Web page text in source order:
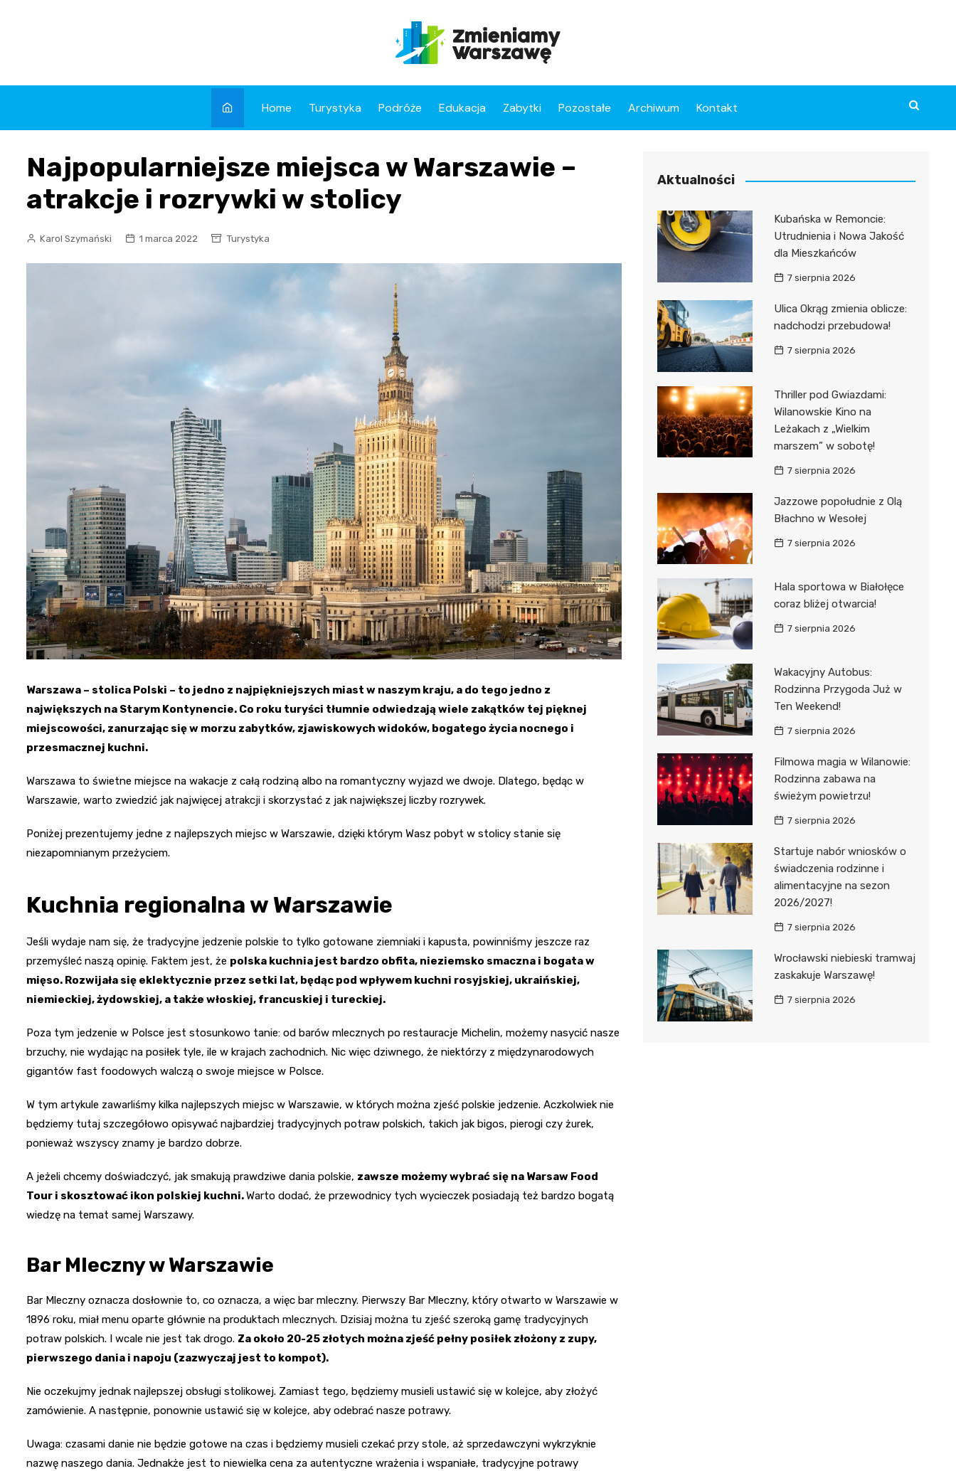
Home Turystyka Podróże Edukacja Zabytki Pozostałe Archiwum Kontakt
Najpopularniejsze miejsca w Warszawie –
atrakcje i rozrywki w stolicy
Karol Szymański 1 marca 2022 Turystyka
Warszawa – stolica Polski – to jedno z najpiękniejszych miast w naszym kraju, a do tego jedno z
największych na Starym Kontynencie. Co roku turyści tłumnie odwiedzają wiele zakątków tej pięknej
miejscowości, zanurzając się w morzu zabytków, zjawiskowych widoków, bogatego życia nocnego i
przesmacznej kuchni.
Warszawa to świetne miejsce na wakacje z całą rodziną albo na romantyczny wyjazd we dwoje. Dlatego, będąc w
Warszawie, warto zwiedzić jak najwięcej atrakcji i skorzystać z jak największej liczby rozrywek.
Poniżej prezentujemy jedne z najlepszych miejsc w Warszawie, dzięki którym Wasz pobyt w stolicy stanie się
niezapomnianym przeżyciem.
Kuchnia regionalna w Warszawie
Jeśli wydaje nam się, że tradycyjne jedzenie polskie to tylko gotowane ziemniaki i kapusta, powinniśmy jeszcze raz
przemyśleć naszą opinię. Faktem jest, że polska kuchnia jest bardzo obfita, nieziemsko smaczna i bogata w
mięso. Rozwijała się eklektycznie przez setki lat, będąc pod wpływem kuchni rosyjskiej, ukraińskiej,
niemieckiej, żydowskiej, a także włoskiej, francuskiej i tureckiej.
Poza tym jedzenie w Polsce jest stosunkowo tanie: od barów mlecznych po restauracje Michelin, możemy nasycić nasze
brzuchy, nie wydając na posiłek tyle, ile w krajach zachodnich. Nic więc dziwnego, że niektórzy z międzynarodowych
gigantów fast foodowych walczą o swoje miejsce w Polsce.
W tym artykule zawarliśmy kilka najlepszych miejsc w Warszawie, w których można zjeść polskie jedzenie. Aczkolwiek nie
będziemy tutaj szczegółowo opisywać najbardziej tradycyjnych potraw polskich, takich jak bigos, pierogi czy żurek,
ponieważ wszyscy znamy je bardzo dobrze.
A jeżeli chcemy doświadczyć, jak smakują prawdziwe dania polskie, zawsze możemy wybrać się na Warsaw Food
Tour i skosztować ikon polskiej kuchni.Warto dodać, że przewodnicy tych wycieczek posiadają też bardzo bogatą
wiedzę na temat samej Warszawy.
Bar Mleczny w Warszawie
Bar Mleczny oznacza dosłownie to, co oznacza, a więc bar mleczny. Pierwszy Bar Mleczny, który otwarto w Warszawie w
1896 roku, miał menu oparte głównie na produktach mlecznych. Dzisiaj można tu zjeść szeroką gamę tradycyjnych
potraw polskich. I wcale nie jest tak drogo. Za około 20-25 złotych można zjeść pełny posiłek złożony z zupy,
pierwszego dania i napoju (zazwyczaj jest to kompot).
Nie oczekujmy jednak najlepszej obsługi stolikowej. Zamiast tego, będziemy musieli ustawić się w kolejce, aby złożyć
zamówienie. A następnie, ponownie ustawić się w kolejce, aby odebrać nasze potrawy.
Uwaga: czasami danie nie będzie gotowe na czas i będziemy musieli czekać przy stole, aż sprzedawczyni wykrzyknie
nazwę naszego dania. Jednakże jest to niewielka cena za autentyczne wrażenia i wspaniałe, tradycyjne potrawy
Aktualności
Kubańska w Remoncie:
Utrudnienia i Nowa Jakość
dla Mieszkańców
7 sierpnia 2026
Ulica Okrąg zmienia oblicze:
nadchodzi przebudowa!
7 sierpnia 2026
Thriller pod Gwiazdami:
Wilanowskie Kino na
Leżakach z „Wielkim
marszem” w sobotę!
7 sierpnia 2026
Jazzowe popołudnie z Olą
Błachno w Wesołej
7 sierpnia 2026
Hala sportowa w Białołęce
coraz bliżej otwarcia!
7 sierpnia 2026
Wakacyjny Autobus:
Rodzinna Przygoda Już w
Ten Weekend!
7 sierpnia 2026
Filmowa magia w Wilanowie:
Rodzinna zabawa na
świeżym powietrzu!
7 sierpnia 2026
Startuje nabór wniosków o
świadczenia rodzinne i
alimentacyjne na sezon
2026/2027!
7 sierpnia 2026
Wrocławski niebieski tramwaj
zaskakuje Warszawę!
7 sierpnia 2026